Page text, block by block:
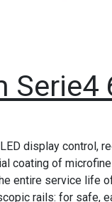
Serie4
LED display control,
coating of
entire service life